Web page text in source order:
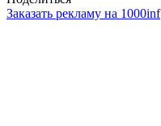
Заказать рекламу на 1000inf